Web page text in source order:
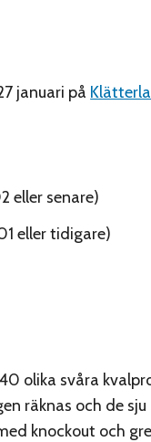
januari på
eller senare)
eller tidigare)
olika svåra
räknas och de
knockout och